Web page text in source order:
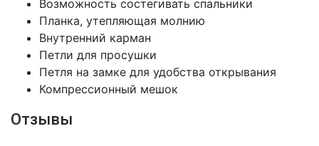
Возможность состегивать спальники
Планка, утепляющая молнию
Внутренний карман
Петли для просушки
Петля на замке для удобства открывания
Компрессионный мешок
Отзывы